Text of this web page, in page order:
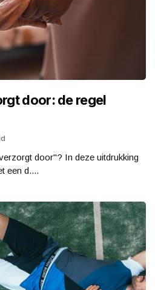
door: de regel
door"? In deze uitdrukking
een d....